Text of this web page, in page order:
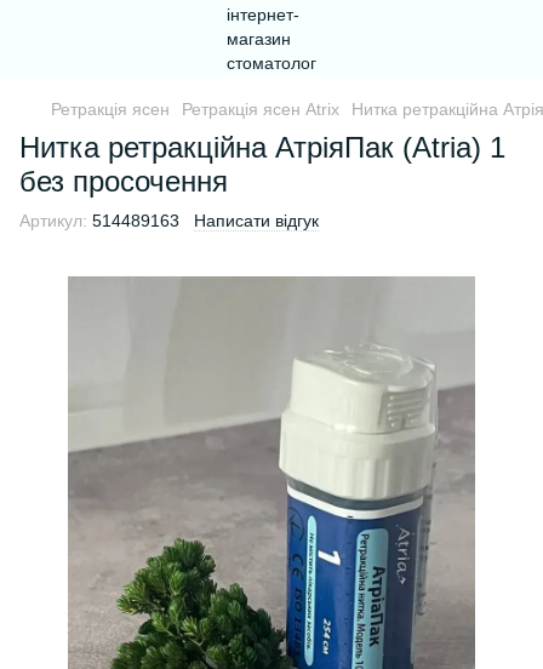
Ретракція ясен Ретракція ясен Atrix Нитка ретракційна
Нитка ретракційна АтріяПак (Atria) 1
без просочення
Артикул: 514489163 Написати відгук